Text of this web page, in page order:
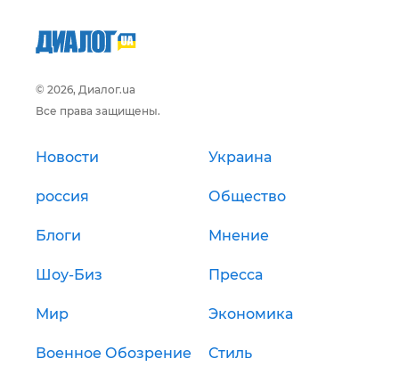
© 2026, Диалог.ua
Все права защищены.
Новости Украина
россия Общество
Блоги Мнение
Шоу-Биз Пресса
Мир Экономика
Военное Обозрение Стиль